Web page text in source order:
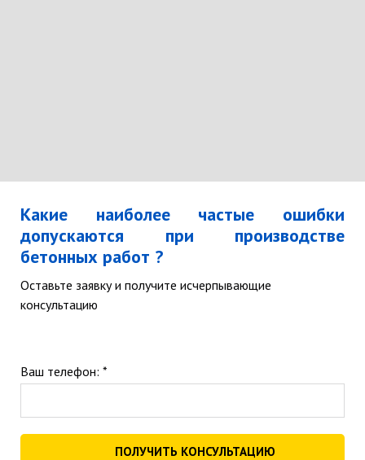
Какие наиболее частые ошибки
допускаются при производстве
бетонных работ ?
Оставьте заявку и получите исчерпывающие
консультацию
Ваш телефон: *
ПОЛУЧИТЬ КОНСУЛЬТАЦИЮ